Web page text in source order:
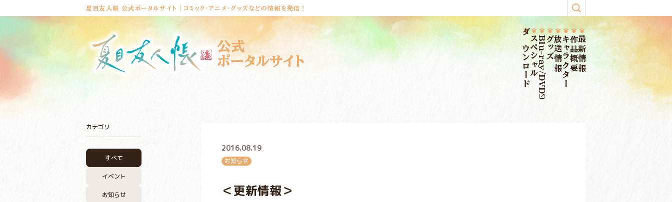
夏目友人帳 公式ポータルサイト｜コミック・アニメ・グッズなどの情報を発信！
公式
ポータルサイト
ダウンロードスペシャルBlu-ray/DVDグッズ放送情報キャラクター作品概要最新情報
カテゴリ
すべて
イベント
お知らせ
2016.08.19
お知らせ
＜更新情報＞